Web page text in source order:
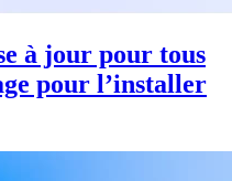
à jour pour tous
pour l’installer